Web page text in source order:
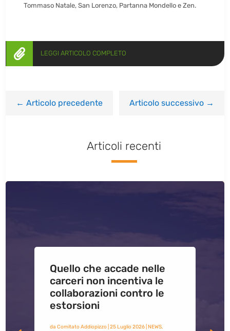
Tommaso Natale, San Lorenzo, Partanna Mondello e Zen.
 LEGGI ARTICOLO COMPLETO
←Articolo precedente Articolo successivo→
Articoli recenti
Quello che accade nelle
carceri non incentiva le
collaborazioni contro le
estorsioni
da Comitato Addiopizzo| 25 Luglio 2026| NEWS,